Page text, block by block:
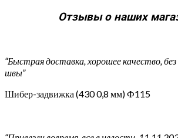
Отзывы о наших
“Быстрая доставка, хорошее качество,
швы”
Шибер-задвижка (430 0,8 мм) Ф115